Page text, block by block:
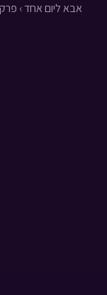
אבא ליום אחד › פרק 9